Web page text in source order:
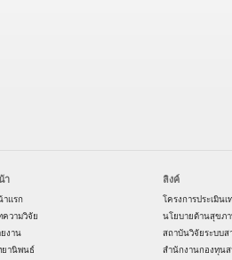
า
าแรก
ความวิจัย
ยงาน
ยานิพนธ์
ลิงค์
โครงการประเมิน
นโยบายด้านสุขภ
สถาบันวิจัยระบบ
สำนักงานกองทุน